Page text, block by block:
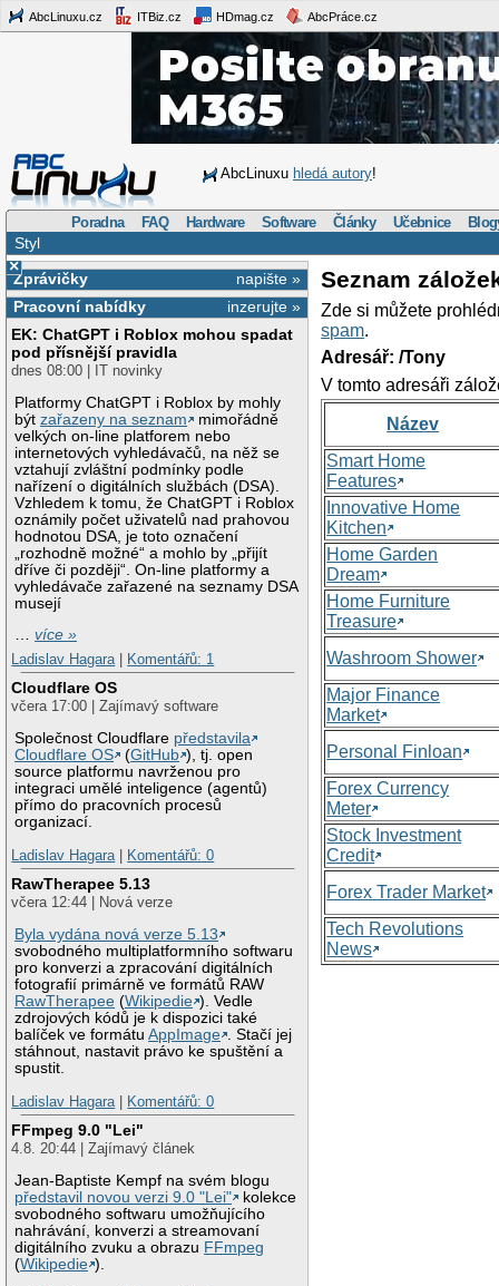
AbcLinuxu.cz ITBiz.cz HDmag.cz AbcPráce.cz
AbcLinuxu hledá autory!
Poradna FAQ Hardware Software Články Učebnice
Styl
×
napište »
Zprávičky
inzerujte »
Pracovní nabídky
EK: ChatGPT i Roblox mohou spadat
pod přísnější pravidla
dnes 08:00 | IT novinky
Platformy ChatGPT i Roblox by mohly
býtzařazeny na seznam
mimořádně
velkých on-line platforem nebo
internetových vyhledávačů, na něž se
vztahují zvláštní podmínky podle
nařízení o digitálních službách (DSA).
Vzhledem k tomu, že ChatGPT i Roblox
oznámily počet uživatelů nad prahovou
hodnotou DSA, je toto označení
„rozhodně možné“ a mohlo by „přijít
dříve či později“. On-line platformy a
vyhledávače zařazené na seznamy DSA
musejí
…více »
Ladislav Hagara
Komentářů: 1
Cloudflare OS
včera 17:00 | Zajímavý software
Společnost Cloudflare představila
Cloudflare OS
(GitHub ), tj. open
source platformu navrženou pro
integraci umělé inteligence (agentů)
přímo do pracovních procesů
organizací.
Ladislav Hagara
Komentářů: 0
RawTherapee 5.13
včera 12:44 | Nová verze
Byla vydána nová verze 5.13
svobodného multiplatformního softwaru
pro konverzi a zpracování digitálních
fotografií primárně ve formátů RAW
RawTherapee (Wikipedie ). Vedle
zdrojových kódů je k dispozici také
balíček ve formátuAppImage . Stačí jej
stáhnout, nastavit právo ke spuštění a
spustit.
Ladislav Hagara
Komentářů: 0
FFmpeg 9.0 "Lei"
4.8. 20:44 | Zajímavý článek
Jean-Baptiste Kempf na svém blogu
představil novou verzi 9.0 "Lei"
kolekce
svobodného softwaru umožňujícího
nahrávání, konverzi a streamovaní
digitálního zvuku a obrazu FFmpeg
(Wikipedie ).
Seznam
Zde si můžete
spam.
Adresář: /Tony
V tomto adresáři
Název
Smart Home
Features
Innovative Home
Kitchen
Home Garden
Dream
Home Furniture
Treasure
Washroom Shower
Major Finance
Market
Personal Finloan
Forex Currency
Meter
Stock Investment
Credit
Forex Trader Market
Tech Revolutions
News